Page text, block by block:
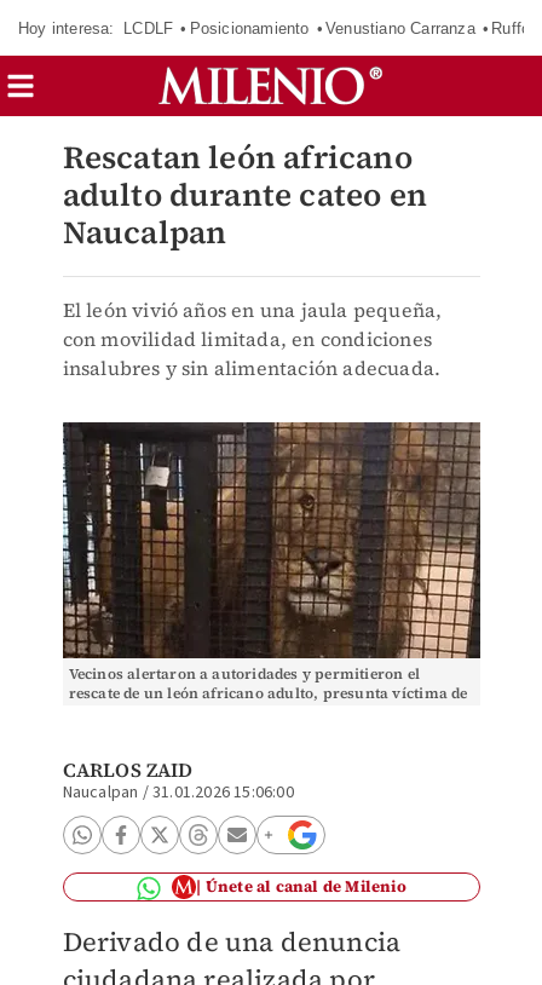
Hoy interesa: LCDLF Posicionamiento Venustiano Carranza Ruffo
Rescatan león africano
adulto durante cateo en
Naucalpan
El león vivió años en una jaula pequeña,
con movilidad limitada, en condiciones
insalubres y sin alimentación adecuada.
Vecinos alertaron a autoridades y permitieron el
rescate de un león africano adulto, presunta víctima de
CARLOS ZAID
Naucalpan /31.01.2026 15:06:00
Únete al canal de Milenio
Derivado de una denuncia